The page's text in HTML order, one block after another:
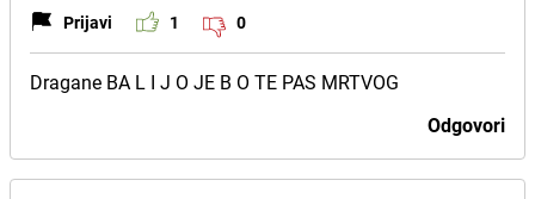
Prijavi 1 0
Dragane BA L I J O JE B O TE PAS MRTVOG
Odgovori